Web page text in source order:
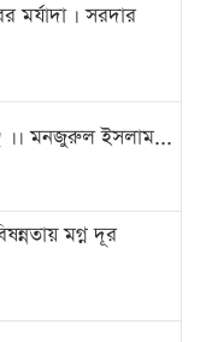
মর্যাদা । সরদার
।। মনজুরুল ইসলাম...
মগ্ন দূর